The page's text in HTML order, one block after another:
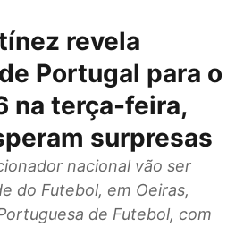
revela
Portugal para o
na terça-feira,
surpresas
nacional vão ser
do Futebol, em Oeiras,
de Futebol, com